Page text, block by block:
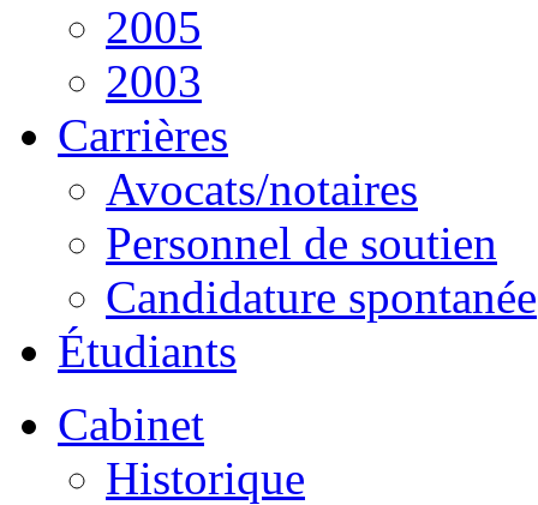
2005
2003
Carrières
Avocats/notaires
Personnel de soutien
Candidature spontanée
Étudiants
Cabinet
Historique